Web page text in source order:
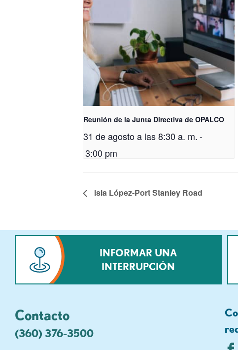
Reunión de la Junta Directiva de OPALCO
31 de agosto a las 8:30 a. m.-
3:00 pm
Isla López-Port Stanley Road
INFORMAR UNA
INTERRUPCIÓN
Contacto
(360) 376-3500